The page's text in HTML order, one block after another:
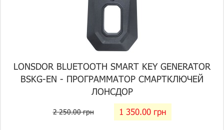
LONSDOR BLUETOOTH SMART KEY GENERATOR
BSKG-EN - ПРОГРАММАТОР СМАРТКЛЮЧЕЙ
ЛОНСДОР
2 250.00 грн 1 350.00 грн